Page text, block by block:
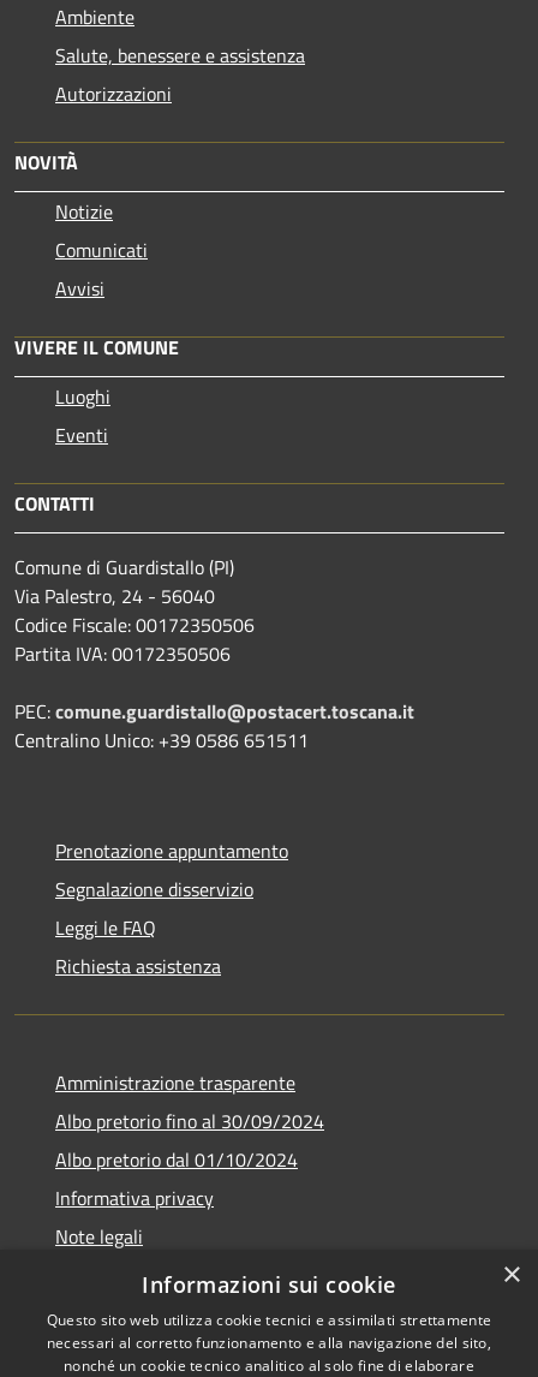
Ambiente
Salute, benessere e assistenza
Autorizzazioni
NOVITÀ
Notizie
Comunicati
Avvisi
VIVERE IL COMUNE
Luoghi
Eventi
CONTATTI
Comune di Guardistallo (PI)
Via Palestro, 24 - 56040
Codice Fiscale: 00172350506
Partita IVA: 00172350506
PEC:comune.guardistallo@postacert.toscana.it
Centralino Unico: +39 0586 651511
Prenotazione appuntamento
Segnalazione disservizio
Leggi le FAQ
Richiesta assistenza
Amministrazione trasparente
Albo pretorio fino al 30/09/2024
Albo pretorio dal 01/10/2024
Informativa privacy
Note legali
Dichiarazione di accessibilità
×
Informazioni sui cookie
Questo sito web utilizza cookie tecnici e assimilati strettamente
necessari al corretto funzionamento e alla navigazione del sito,
nonché un cookie tecnico analitico al solo fine di elaborare